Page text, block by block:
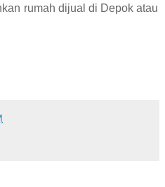
rumah dijual di Depok atau